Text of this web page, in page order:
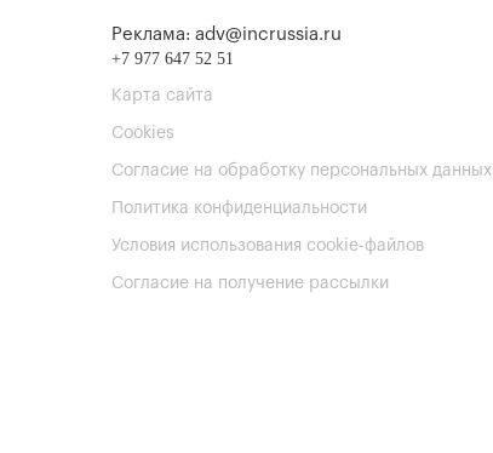
Реклама: adv@incrussia.ru
+7 977 647 52 51
Карта сайта
Cookies
Согласие на обработку персональных данных
Политика конфиденциальности
Условия использования cookie-файлов
Согласие на получение рассылки